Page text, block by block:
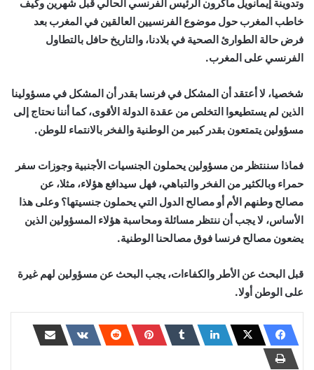
وتدوينة إيمانويل ماكرون الرئيس الفرنسي الحالي قبل شهرين وكيف
خاطب المغرب حول موضوع الفرنسيين العالقين في المغرب بعد
فرض حالة الطوارئ الصحية في بلادنا، والتاريخ حافل بالتطاول
الفرنسي على المغرب.
شخصيا، لا أعتقد أن المشكل في فرنسا بقدر أن المشكل في مسؤولينا
الذين لم يستطيعوا التخلص من عقدة الدولة الأقوى، كما أننا نحتاج إلى
مسؤولين يتمتعون بقدر كبير من الوطنية والفخر بالانتماء للوطن.
فماذا سننتظر من مسؤولين يحملون الجنسيات الأجنبية وجوزات سفر
حمراء وبالكثير من الفخر والتباهي، فهل سيدافع هؤلاء، مثلا، عن
مصالح وطنهم الأم أو مصالح الدول التي يحملون جنسيتها؟ وعلى هذا
الأساس، لا يجب أن ننتظر مسائلة ومحاسبة هؤلاء المسؤولين الذين
يضعون مصالح فرنسا فوق مصالحنا الوطنية.
قبل البحث عن الأطر والكفاءات، يجب البحث عن مسؤولين لهم غيرة
على الوطن أولا.